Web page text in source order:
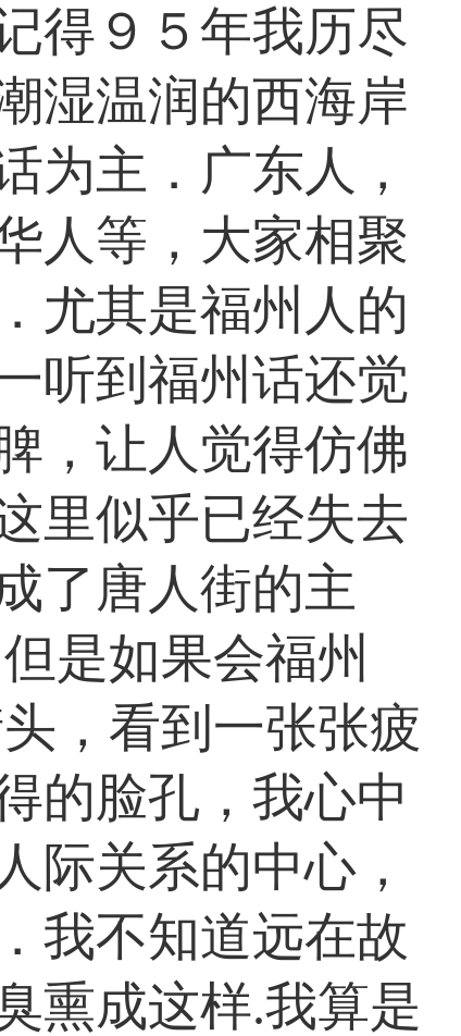
得９５年我历尽
湿温润的西海岸
为主．广东人，
人等，大家相聚
尤其是福州人的
听到福州话还觉
，让人觉得仿佛
里似乎已经失去
了唐人街的主
是如果会福州
，看到一张张疲
的脸孔，我心中
际关系的中心，
我不知道远在故
熏成这样.我算是